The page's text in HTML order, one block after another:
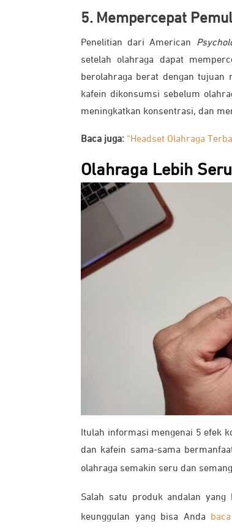
5. Mempercepat
Penelitian dari American
setelah olahraga dapat
berolahraga berat dengan
kafein dikonsumsi sebelum
meningkatkan konsentrasi, dan
Baca juga: “Headset Olahraga
Olahraga Lebih
Itulah informasi mengenai 5 efek
dan kafein sama-sama
olahraga semakin seru dan
Salah satu produk andalan
keunggulan yang bisa Anda